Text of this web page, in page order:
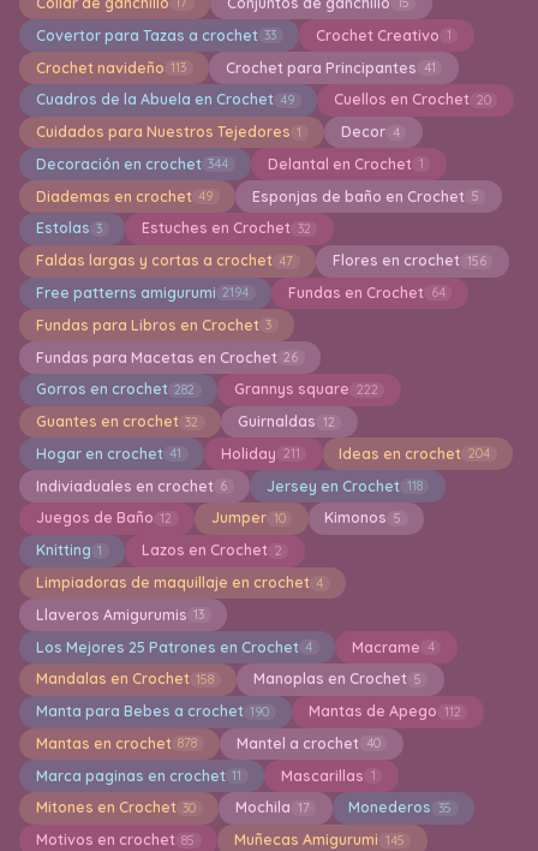
Covertor para Tazas a crochet 33 Crochet Creativo 1
Crochet navideño 113 Crochet para Principantes 41
Cuadros de la Abuela en Crochet 49 Cuellos en Crochet 20
Cuidados para Nuestros Tejedores 1 Decor 4
Decoración en crochet 344 Delantal en Crochet 1
Diademas en crochet 49 Esponjas de baño en Crochet 5
Estolas 3 Estuches en Crochet 32
Faldas largas y cortas a crochet 47 Flores en crochet 156
Free patterns amigurumi 2194 Fundas en Crochet 64
Fundas para Libros en Crochet 3
Fundas para Macetas en Crochet 26
Gorros en crochet 282 Grannys square 222
Guantes en crochet 32 Guirnaldas 12
Hogar en crochet 41 Holiday 211 Ideas en crochet 204
Indiviaduales en crochet 6 Jersey en Crochet 118
Juegos de Baño 12 Jumper 10 Kimonos 5
Knitting 1 Lazos en Crochet 2
Limpiadoras de maquillaje en crochet 4
Llaveros Amigurumis 13
Los Mejores 25 Patrones en Crochet 4 Macrame 4
Mandalas en Crochet 158 Manoplas en Crochet 5
Manta para Bebes a crochet 190 Mantas de Apego 112
Mantas en crochet 878 Mantel a crochet 40
Marca paginas en crochet 11 Mascarillas 1
Mitones en Crochet 30 Mochila 17 Monederos 35
Motivos en crochet 85 Muñecas Amigurumi 145